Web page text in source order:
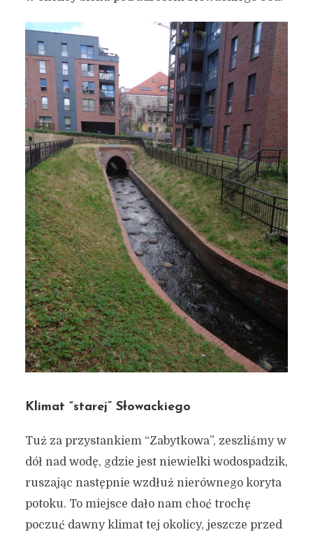
Klimat “starej” Słowackiego
Tuż za przystankiem “Zabytkowa”, zeszliśmy w
dół nad wodę, gdzie jest niewielki wodospadzik,
ruszając następnie wzdłuż nierównego koryta
potoku. To miejsce dało nam choć trochę
poczuć dawny klimat tej okolicy, jeszcze przed